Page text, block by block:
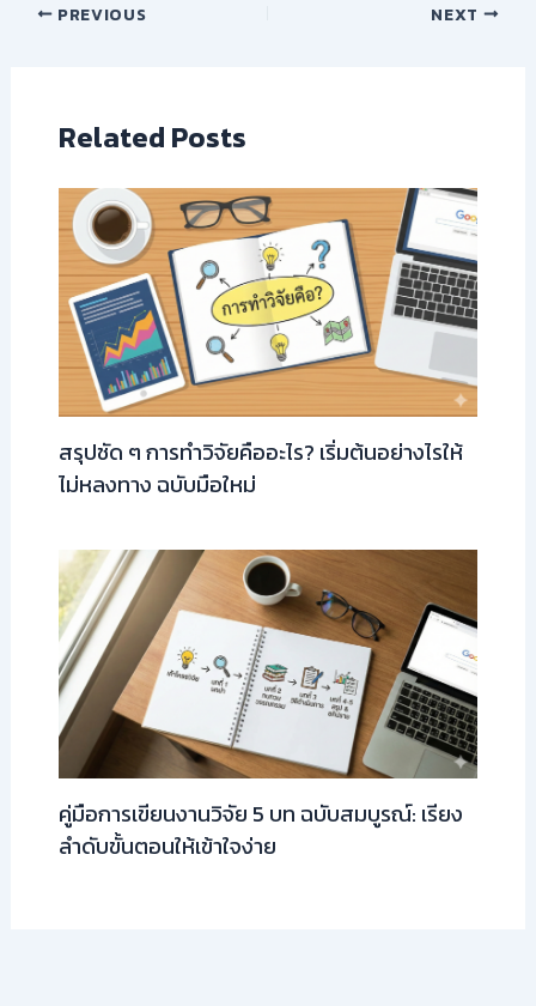
PREVIOUS NEXT
Related Posts
สรุปชัด ๆ การทำวิจัยคืออะไร? เริ่มต้นอย่างไรให้
ไม่หลงทาง ฉบับมือใหม่
คู่มือการเขียนงานวิจัย 5 บท ฉบับสมบูรณ์: เรียง
ลำดับขั้นตอนให้เข้าใจง่าย